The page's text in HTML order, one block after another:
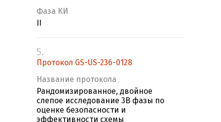
Фаза КИ
5.
Протокол GS-US-236-0128
Название протокола
Рандомизированное, двойное
слепое исследование 3B фазы по
оценке безопасности и
эффективности схемы